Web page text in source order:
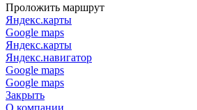
Проложить маршрут
Яндекс.карты
Google maps
Яндекс.карты
Яндекс.навигатор
Google maps
Google maps
Закрыть
О компании